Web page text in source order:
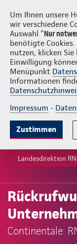
Um Ihnen unsere
wir verschiedene
Auswahl "Nur
benötigte
nutzen, klicken
Einwilligung
Menüpunkt
Informationen
Impressum -
Zustimmen
RNS Sörensen
Landesdirektion
Continentale: